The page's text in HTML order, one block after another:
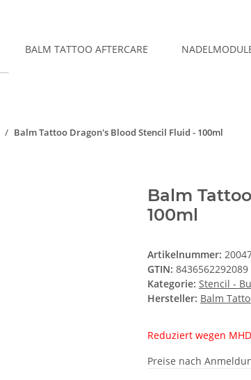
BALM TATTOO AFTERCARE
Balm Tattoo Dragon's Blood Stencil Fluid - 100ml
Balm
100ml
Artikelnummer:
GTIN: 8436562292089
Kategorie: Stencil -
Hersteller: Balm
Reduziert wegen
Preise nach